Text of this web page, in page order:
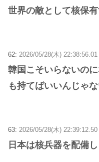
世界の敵として核保
62: 2026/05/28(木)
韓国こそいらないの
も持てばいいんじゃ
63: 2026/05/28(木)
日本は核兵器を配備し